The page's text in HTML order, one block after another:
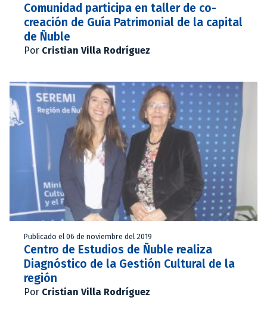
Comunidad participa en taller de co-
creación de Guía Patrimonial de la capital
de Ñuble
Por Cristian Villa Rodríguez
Publicado el 06 de noviembre del 2019
Centro de Estudios de Ñuble realiza
Diagnóstico de la Gestión Cultural de la
región
Por Cristian Villa Rodríguez